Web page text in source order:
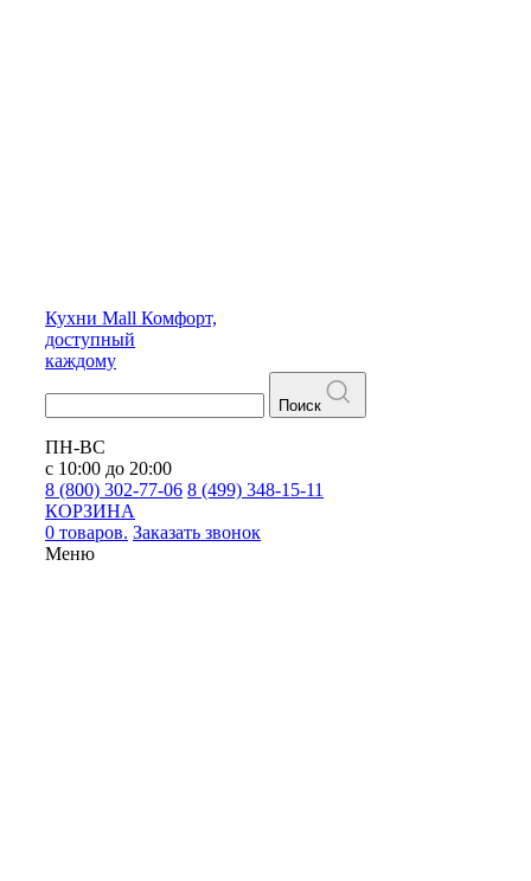
Кухни Mall Комфорт,
доступный
каждому
Поиск
ПН-ВС
с 10:00 до 20:00
8 (800) 302-77-06 8 (499) 348-15-11
КОРЗИНА
0 товаров. Заказать звонок
Меню